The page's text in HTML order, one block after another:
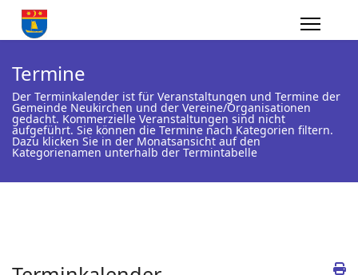
Termine
Der Terminkalender ist für Veranstaltungen und Termine der
Gemeinde Neukirchen und der Vereine/Organisationen
gedacht. Kommerzielle Veranstaltungen sind nicht
aufgeführt. Sie können die Termine nach Kategorien filtern.
Dazu klicken Sie in der Monatsansicht auf den
Kategorienamen unterhalb der Termintabelle